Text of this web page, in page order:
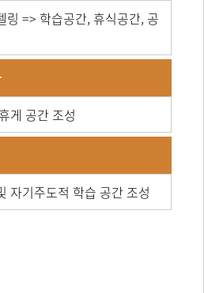
링 => 학습공간, 휴식공간, 공
게 공간 조성
자기주도적 학습 공간 조성